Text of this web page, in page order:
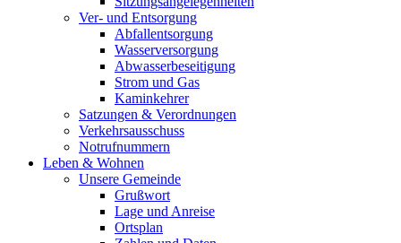
Ver- und Entsorgung
Abfallentsorgung
Wasserversorgung
Abwasserbeseitigung
Strom und Gas
Kaminkehrer
Satzungen & Verordnungen
Verkehrsausschuss
Notrufnummern
Leben & Wohnen
Unsere Gemeinde
Grußwort
Lage und Anreise
Ortsplan